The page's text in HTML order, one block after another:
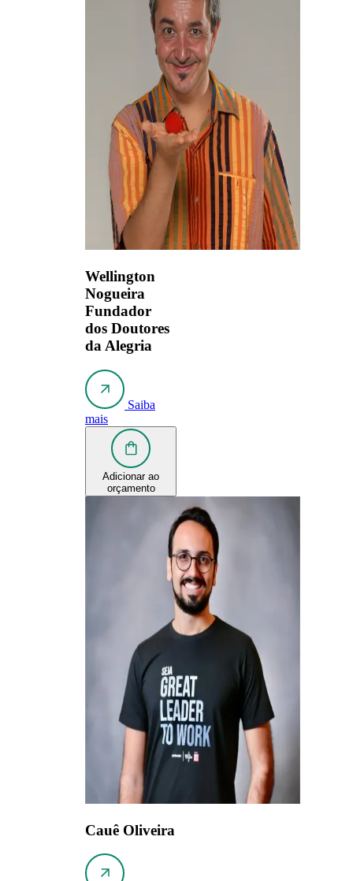
Wellington
Nogueira
Fundador
dos Doutores
da Alegria
Saiba
mais
Adicionar ao
orçamento
Cauê Oliveira